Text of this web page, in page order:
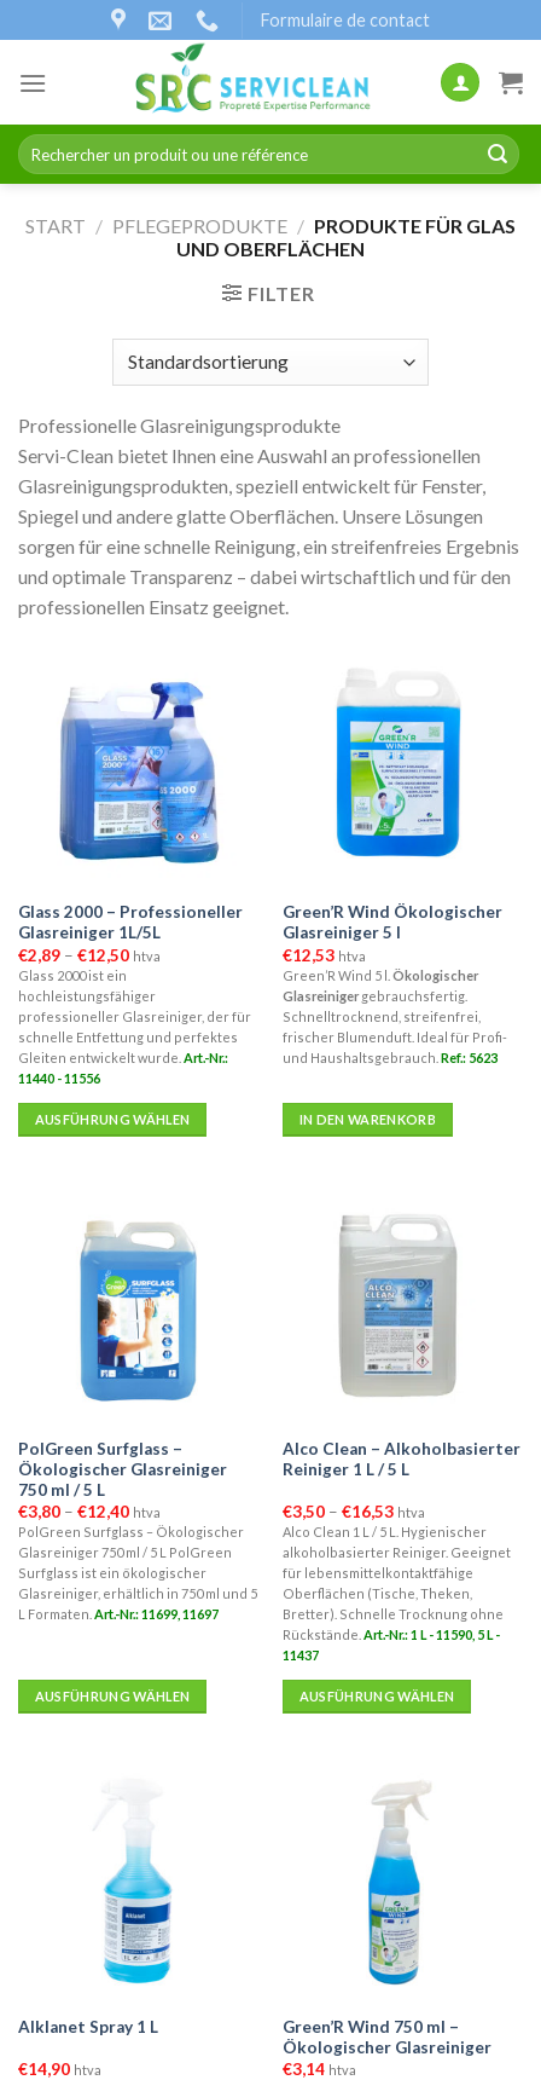
Inhalt
springen
Formulaire de contact
Suchen
nach:
START / PFLEGEPRODUKTE / PRODUKTE FÜR GLAS
UND OBERFLÄCHEN
FILTER
Professionelle Glasreinigungsprodukte
Servi-Clean bietet Ihnen eine Auswahl an professionellen
Glasreinigungsprodukten, speziell entwickelt für Fenster,
Spiegel und andere glatte Oberflächen. Unsere Lösungen
sorgen für eine schnelle Reinigung, ein streifenfreies Ergebnis
und optimale Transparenz – dabei wirtschaftlich und für den
professionellen Einsatz geeignet.
Glass 2000 – Professioneller
Glasreiniger 1L/5L
€2,89 – €12,50Preisspanne:
€12,50
htva
Glass 2000 ist ein
hochleistungsfähiger
professioneller Glasreiniger, der für
schnelle Entfettung und perfektes
Gleiten entwickelt wurde. Art.-Nr.:
11440 - 11556
AUSFÜHRUNG WÄHLEN
Varianten
gewählt
werden
Green’R Wind Ökologischer
Glasreiniger 5 l
€12,53 htva
Green’R Wind 5 l. Ökologischer
Glasreinigergebrauchsfertig.
Schnelltrocknend, streifenfrei,
frischer Blumenduft. Ideal für Profi-
und Haushaltsgebrauch. Ref.: 5623
IN DEN WARENKORB
PolGreen Surfglass –
Ökologischer Glasreiniger
750 ml / 5 L
€3,80 – €12,40Preisspanne:
€3,80
bis
€12,40
htva
PolGreen Surfglass – Ökologischer
Glasreiniger 750 ml / 5 L PolGreen
Surfglass ist ein ökologischer
Glasreiniger, erhältlich in 750 ml und 5
L Formaten. Art.-Nr.: 11699, 11697
AUSFÜHRUNG WÄHLEN
gewählt
Alco Clean – Alkoholbasierter
Reiniger 1 L / 5 L
€3,50 – €16,53Preisspanne:
€3,50
bis
€16,53
htva
Alco Clean 1 L / 5 L. Hygienischer
alkoholbasierter Reiniger. Geeignet
für lebensmittelkontaktfähige
Oberflächen (Tische, Theken,
Bretter). Schnelle Trocknung ohne
Rückstände. Art.-Nr.: 1 L - 11590, 5 L -
11437
AUSFÜHRUNG WÄHLEN
gewählt
werden
Alklanet Spray 1 L
€14,90 htva
Green’R Wind 750 ml –
Ökologischer Glasreiniger
€3,14 htva